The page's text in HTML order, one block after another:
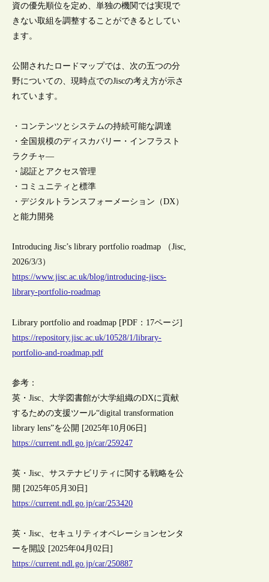
資の優先順位を定め、単独の機関では実現で
きない取組を調整することができるとしてい
ます。
公開されたロードマップでは、次の五つの分
野についての、現時点でのJiscの考え方が示さ
れています。
・コンテンツとシステムの持続可能な調達
・全国規模のディスカバリー・インフラスト
ラクチャ―
・認証とアクセス管理
・コミュニティと標準
・デジタルトランスフォーメーション（DX）
と能力開発
Introducing Jisc’s library portfolio roadmap （Jisc,
2026/3/3）
https://www.jisc.ac.uk/blog/introducing-jiscs-
library-portfolio-roadmap
Library portfolio and roadmap [PDF：17ページ]
https://repository.jisc.ac.uk/10528/1/library-
portfolio-and-roadmap.pdf
参考：
英・Jisc、大学図書館が大学組織のDXに貢献
するための支援ツール“digital transformation
library lens”を公開 [2025年10月06日]
https://current.ndl.go.jp/car/259247
英・Jisc、サステナビリティに関する戦略を公
開 [2025年05月30日]
https://current.ndl.go.jp/car/253420
英・Jisc、セキュリティオペレーションセンタ
ーを開設 [2025年04月02日]
https://current.ndl.go.jp/car/250887